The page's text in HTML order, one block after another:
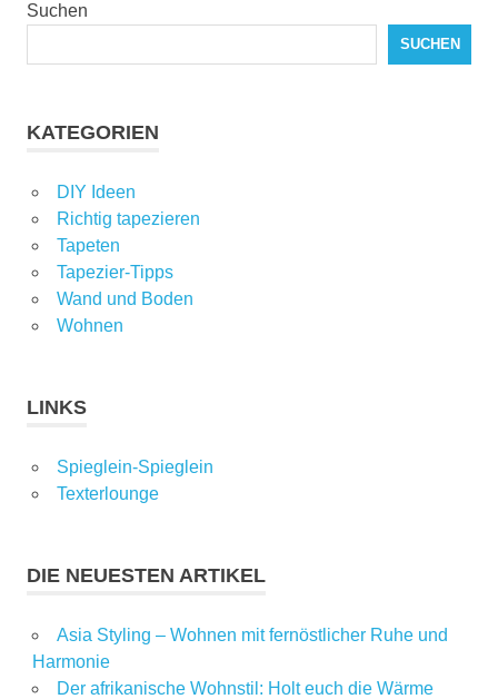
Suchen
SUCHEN
KATEGORIEN
DIY Ideen
Richtig tapezieren
Tapeten
Tapezier-Tipps
Wand und Boden
Wohnen
LINKS
Spieglein-Spieglein
Texterlounge
DIE NEUESTEN ARTIKEL
Asia Styling – Wohnen mit fernöstlicher Ruhe und
Harmonie
Der afrikanische Wohnstil: Holt euch die Wärme